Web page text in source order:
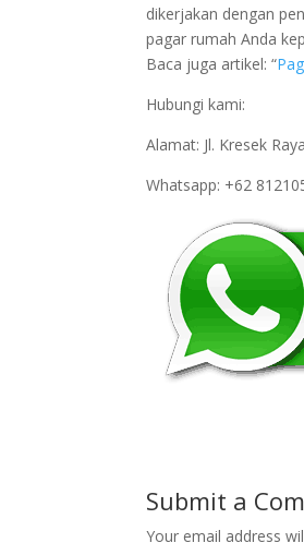
dikerjakan dengan
pagar rumah Anda
Baca juga artikel: “
Hubungi kami:
Alamat: Jl. Kresek
Whatsapp: +62
Submit a
Your email address